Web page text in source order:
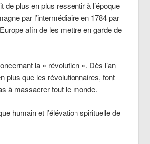
de plus en plus ressentir à l’époque
par l’intermédiaire en 1784 par
afin de les mettre en garde de
la « révolution ». Dès l’an
plus que les révolutionnaires, font
à massacrer tout le monde.
humain et l’élévation spirituelle de